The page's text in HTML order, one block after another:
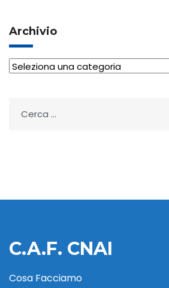
Archivio
Archivio
per:
C.A.F. CNAI
Cosa Facciamo